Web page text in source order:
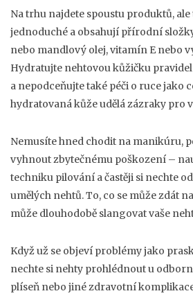
Na trhu najdete spoustu produktů, ale
jednoduché a obsahují přírodní
nebo mandlový olej, vitamín E nebo
Hydratujte nehtovou kůžičku
a nepodceňujte také péči o ruce jako
hydratovaná kůže udělá zázraky pro
Nemusíte hned chodit na manikúru,
vyhnout zbytečnému poškození –
techniku pilování a častěji si nechte
umělých nehtů. To, co se může zdát
může dlouhodobě slangovat vaše
Když už se objeví problémy jako
nechte si nehty prohlédnout u
plíseň nebo jiné zdravotní